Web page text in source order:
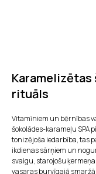
Karamelizētas
rituāls
Vitamīniem un bērnības
šokolādes-karameļu SPA
tonizējoša iedarbība, tas
ikdienas sārņiem un
svaigu, starojošu
vasaras burvīgajā